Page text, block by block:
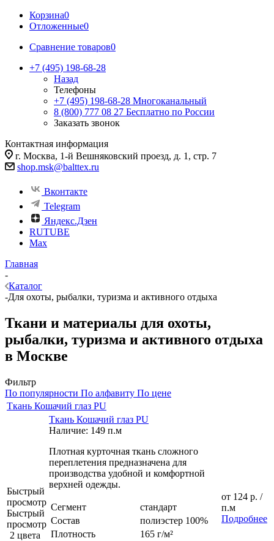
Корзина0
Отложенные0
Сравнение товаров0
+7 (495) 198-68-28
Назад
Телефоны
+7 (495) 198-68-28 Многоканальный
8 (800) 777 08 27 Бесплатно по России
Заказать звонок
Контактная информация
г. Москва, 1-й Вешняковский проезд, д. 1, стр. 7
shop.msk@balttex.ru
Вконтакте
Telegram
Яндекс.Дзен
RUTUBE
Max
Главная
-
Каталог
-Для охоты, рыбалки, туризма и активного отдыха
Ткани и материалы для охоты,
рыбалки, туризма и активного отдыха
в Москве
Фильтр
По популярности По алфавиту По цене
Ткань Кошачий глаз PU
Быстрый
просмотр
Быстрый
просмотр
2 цвета
Ткань Кошачий глаз PU
Наличие: 149 п.м
Плотная курточная ткань сложного
переплетения предназначена для
производства удобной и комфортной
верхней одежды.
Сегмент
стандарт
Состав
полиэстер 100%
Плотность
165 г/м²
от 124 р. /
п.м
Подробнее